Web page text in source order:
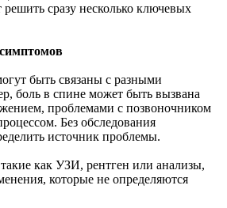
сразу несколько ключевых
быть связаны с разными
боль в спине может быть вызвана
проблемами с позвоночником
Без обследования
источник проблемы.
как УЗИ, рентген или анализы,
которые не определяются